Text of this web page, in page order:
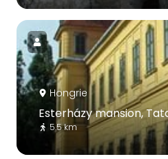
Hongrie
Esterházy mansion,
5.5 km